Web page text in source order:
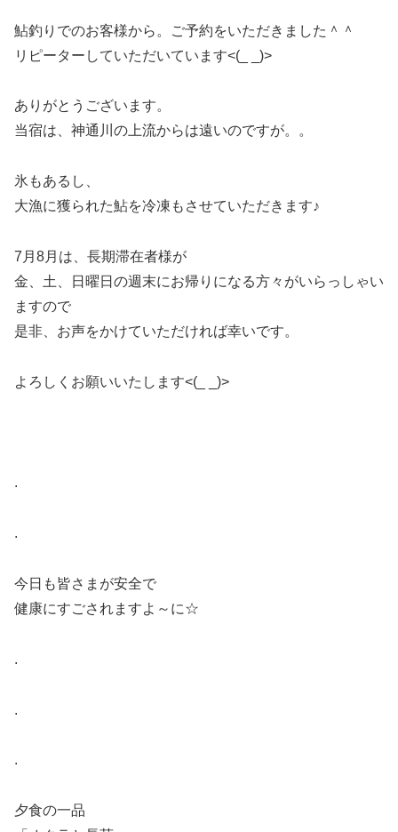
鮎釣りでのお客様から。ご予約をいただきました＾＾
リピーターしていただいています<(_ _)>
ありがとうございます。
当宿は、神通川の上流からは遠いのですが。。
氷もあるし、
大漁に獲られた鮎を冷凍もさせていただきます♪
7月8月は、長期滞在者様が
金、土、日曜日の週末にお帰りになる方々がいらっしゃい
ますので
是非、お声をかけていただければ幸いです。
よろしくお願いいたします<(_ _)>
.
.
今日も皆さまが安全で
健康にすごされますよ～に☆
.
.
.
夕食の一品